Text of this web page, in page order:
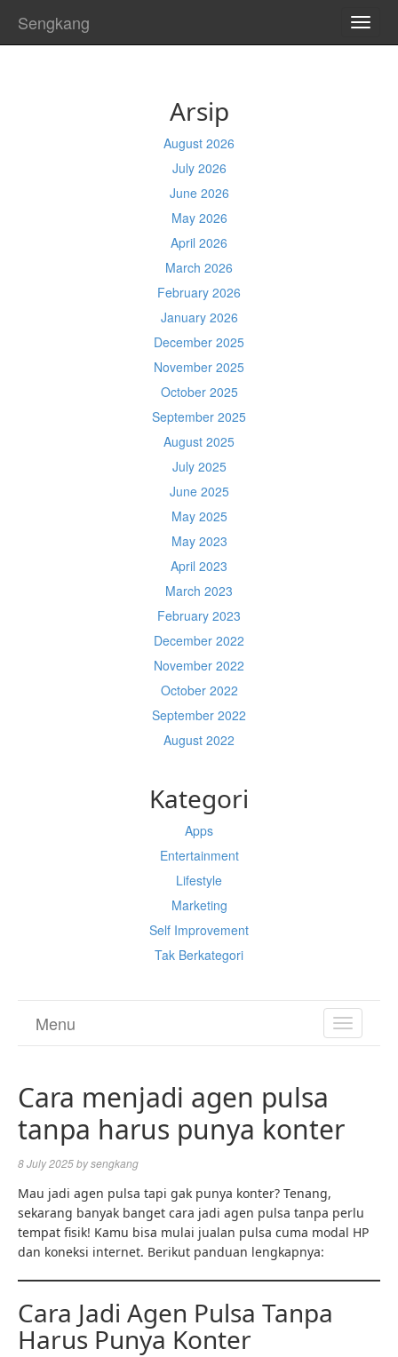
Sengkang
Arsip
August 2026
July 2026
June 2026
May 2026
April 2026
March 2026
February 2026
January 2026
December 2025
November 2025
October 2025
September 2025
August 2025
July 2025
June 2025
May 2025
May 2023
April 2023
March 2023
February 2023
December 2022
November 2022
October 2022
September 2022
August 2022
Kategori
Apps
Entertainment
Lifestyle
Marketing
Self Improvement
Tak Berkategori
TOGGLE
Menu
Cara menjadi agen pulsa
tanpa harus punya konter
8 July 2025bysengkang
Mau jadi agen pulsa tapi gak punya konter? Tenang,
sekarang banyak banget cara jadi agen pulsa tanpa perlu
tempat fisik! Kamu bisa mulai jualan pulsa cuma modal HP
dan koneksi internet. Berikut panduan lengkapnya:
Cara Jadi Agen Pulsa Tanpa
Harus Punya Konter